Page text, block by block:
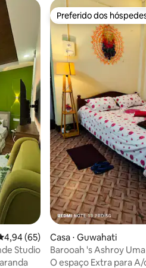
de uma avaliação média de 5,
4,94 (65)
Studio
Preferido dos
Preferido dos
Casa ⋅ Guwahati
Barooah 's Ashroy
aconchegante An 1 RK
O espaço Extra para A/c por noite 150 É